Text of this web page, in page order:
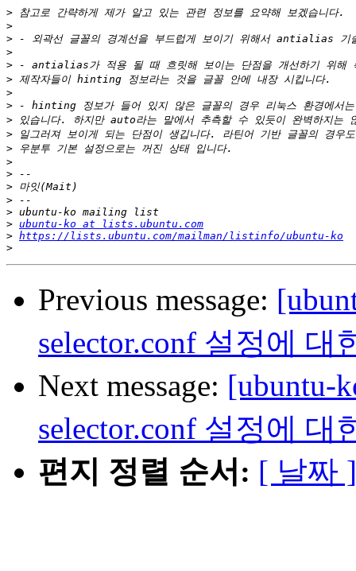
>
>
>
>
>
>
>
>
>
>
>
>
>
>
>
>
> ubuntu-ko at lists.ubuntu.com
> https://lists.ubuntu.com/mailman/listinfo/ubuntu-ko
>
Previous message:
selector.conf 설정에 대
Next message: [ubuntu-
selector.conf 설정에 대
편지 정렬 순서: [ 날짜 ]